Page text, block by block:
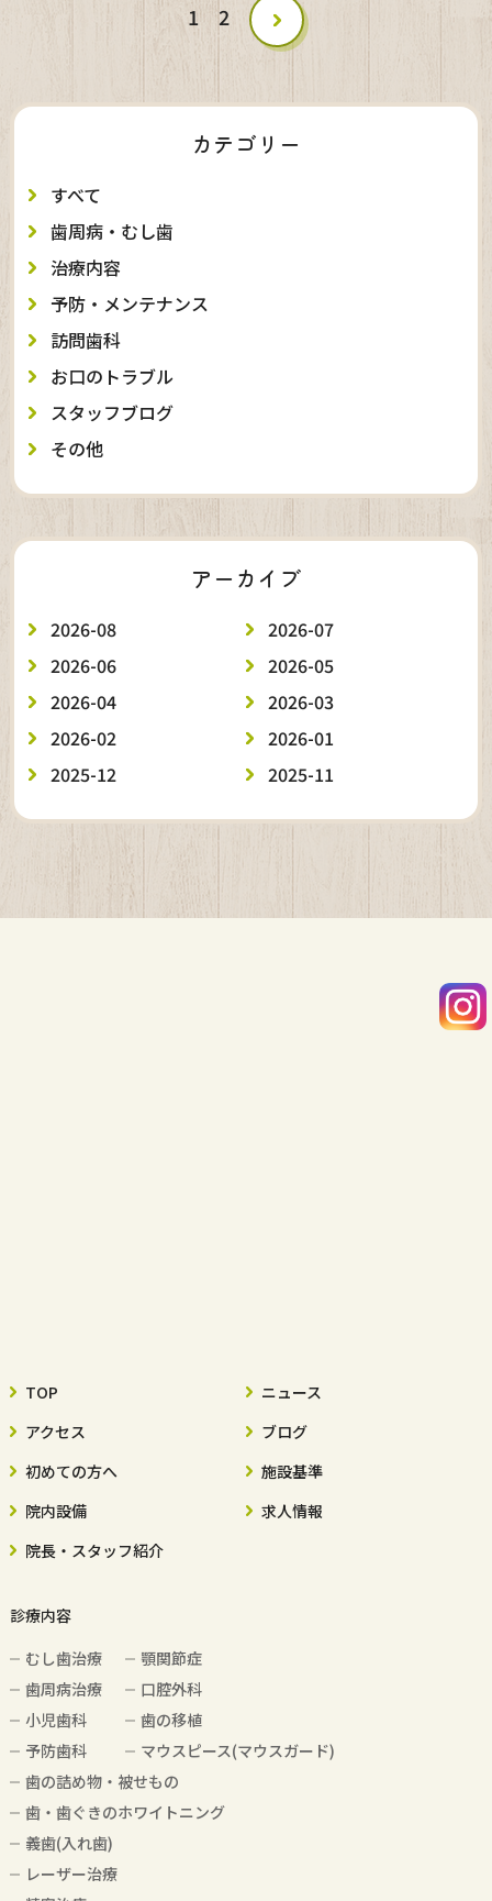
1 2
カテゴリー
すべて
歯周病・むし歯
治療内容
予防・メンテナンス
訪問歯科
お口のトラブル
スタッフブログ
その他
アーカイブ
2026-08
2026-07
2026-06
2026-05
2026-04
2026-03
2026-02
2026-01
2025-12
2025-11
TOP
アクセス
初めての方へ
院内設備
院長・スタッフ紹介
ニュース
ブログ
施設基準
求人情報
診療内容
むし歯治療
歯周病治療
小児歯科
予防歯科
顎関節症
口腔外科
歯の移植
マウスピース(マウスガード)
歯の詰め物・被せもの
歯・歯ぐきのホワイトニング
義歯(入れ歯)
レーザー治療